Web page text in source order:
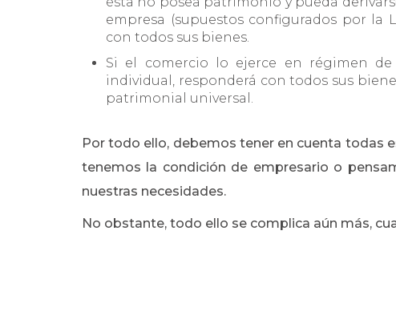
empresa (supuestos configurados por la
con todos sus bienes.
Si el comercio lo ejerce en régimen
individual, responderá con todos sus
patrimonial universal.
Por todo ello, debemos tener en cuenta todas
tenemos la condición de empresario o
nuestras necesidades.
No obstante, todo ello se complica aún más,